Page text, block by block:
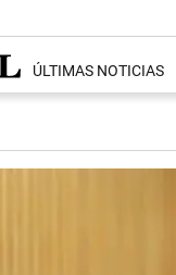
ÚLTIMAS NOTICIAS